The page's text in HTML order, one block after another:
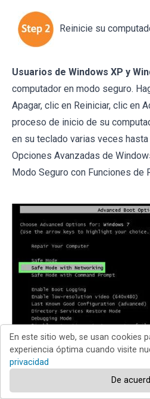
Reinicie su
Usuarios de Windows XP y
computador en modo seguro.
Apagar, clic en Reiniciar, clic en
proceso de inicio de su
en su teclado varias veces
Opciones Avanzadas de
Modo Seguro con Funciones de
Video que muestra cómo iniciar
En este sitio web, se usan cookies
experiencia óptima cuando visite
privacidad
De